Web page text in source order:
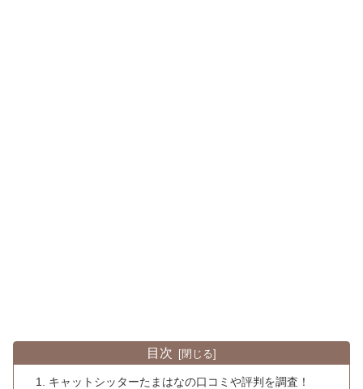
目次
キャットシッターたまはなの口コミや評判を調査！